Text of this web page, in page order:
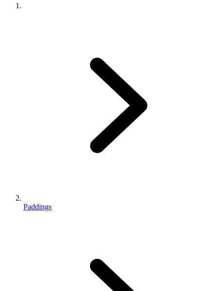
Paddings